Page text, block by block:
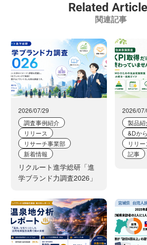
Related
関連記事
2026/07/29
調査事例紹介
リリース
リサーチ事業部
新着情報
リクルート進学総研「進
学ブランド力調査2026」
2026/
製品紹
&Dか
リリー
記事